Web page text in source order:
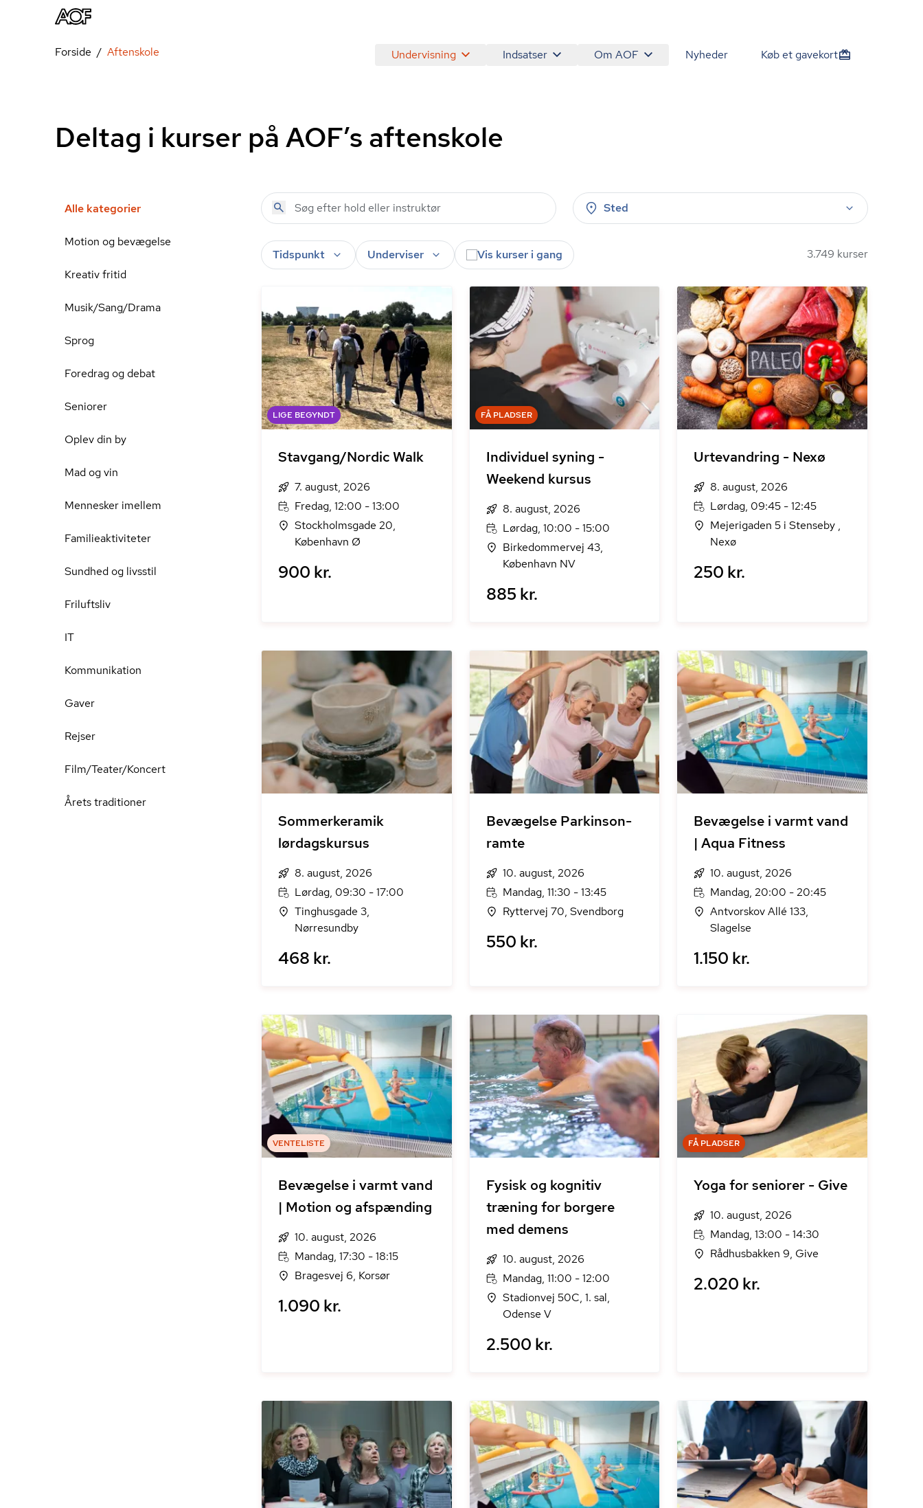
Undervisning Indsatser Om AOF Nyheder Køb et gavekort
Forside Aftenskole
Deltag i kurser på AOF’s aftenskole
Alle kategorier
Motion og bevægelse
Kreativ fritid
Musik/Sang/Drama
Sprog
Foredrag og debat
Seniorer
Oplev din by
Mad og vin
Mennesker imellem
Familieaktiviteter
Sundhed og livsstil
Friluftsliv
IT
Kommunikation
Gaver
Rejser
Film/Teater/Koncert
Årets traditioner
Sted
Tidspunkt Underviser Vis kurser i gang 3.749 kurser
LIGE BEGYNDT
Stavgang/Nordic Walk
7. august, 2026
Fredag, 12:00 - 13:00
Stockholmsgade 20,
København Ø
900 kr.
FÅ PLADSER
Individuel syning -
Weekend kursus
8. august, 2026
Lørdag, 10:00 - 15:00
Birkedommervej 43,
København NV
885 kr.
Urtevandring - Nexø
8. august, 2026
Lørdag, 09:45 - 12:45
Mejerigaden 5 i Stenseby ,
Nexø
250 kr.
Sommerkeramik
lørdagskursus
8. august, 2026
Lørdag, 09:30 - 17:00
Tinghusgade 3,
Nørresundby
468 kr.
Bevægelse Parkinson-
ramte
10. august, 2026
Mandag, 11:30 - 13:45
Ryttervej 70, Svendborg
550 kr.
Bevægelse i varmt vand
| Aqua Fitness
10. august, 2026
Mandag, 20:00 - 20:45
Antvorskov Allé 133,
Slagelse
1.150 kr.
VENTELISTE
Bevægelse i varmt vand
| Motion og afspænding
10. august, 2026
Mandag, 17:30 - 18:15
Bragesvej 6, Korsør
1.090 kr.
Fysisk og kognitiv
træning for borgere
med demens
10. august, 2026
Mandag, 11:00 - 12:00
Stadionvej 50C, 1. sal,
Odense V
2.500 kr.
FÅ PLADSER
Yoga for seniorer - Give
10. august, 2026
Mandag, 13:00 - 14:30
Rådhusbakken 9, Give
2.020 kr.